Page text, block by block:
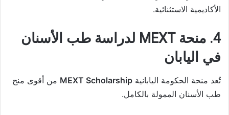
الأكاديمية الاستثنائية.
4. منحة MEXT لدراسة طب الأسنان
في اليابان
تُعد منحة الحكومة اليابانية MEXT Scholarship من أقوى منح
طب الأسنان الممولة بالكامل.